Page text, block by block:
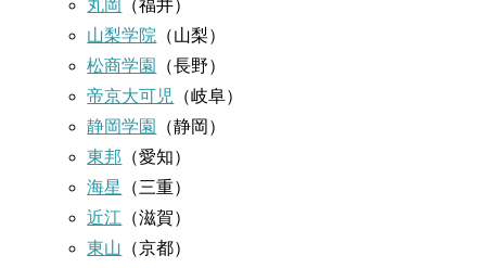
丸岡
（福井）
山梨学院 （山梨）
松商学園
（長野）
帝京大可児
（岐阜）
静岡学園
（静岡）
東邦 （愛知）
海星
（三重）
近江 （滋賀）
東山 （京都）